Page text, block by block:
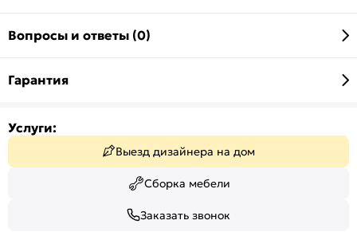
Вопросы и ответы (0)
Гарантия
Услуги:
Выезд дизайнера на дом
Сборка мебели
Заказать звонок